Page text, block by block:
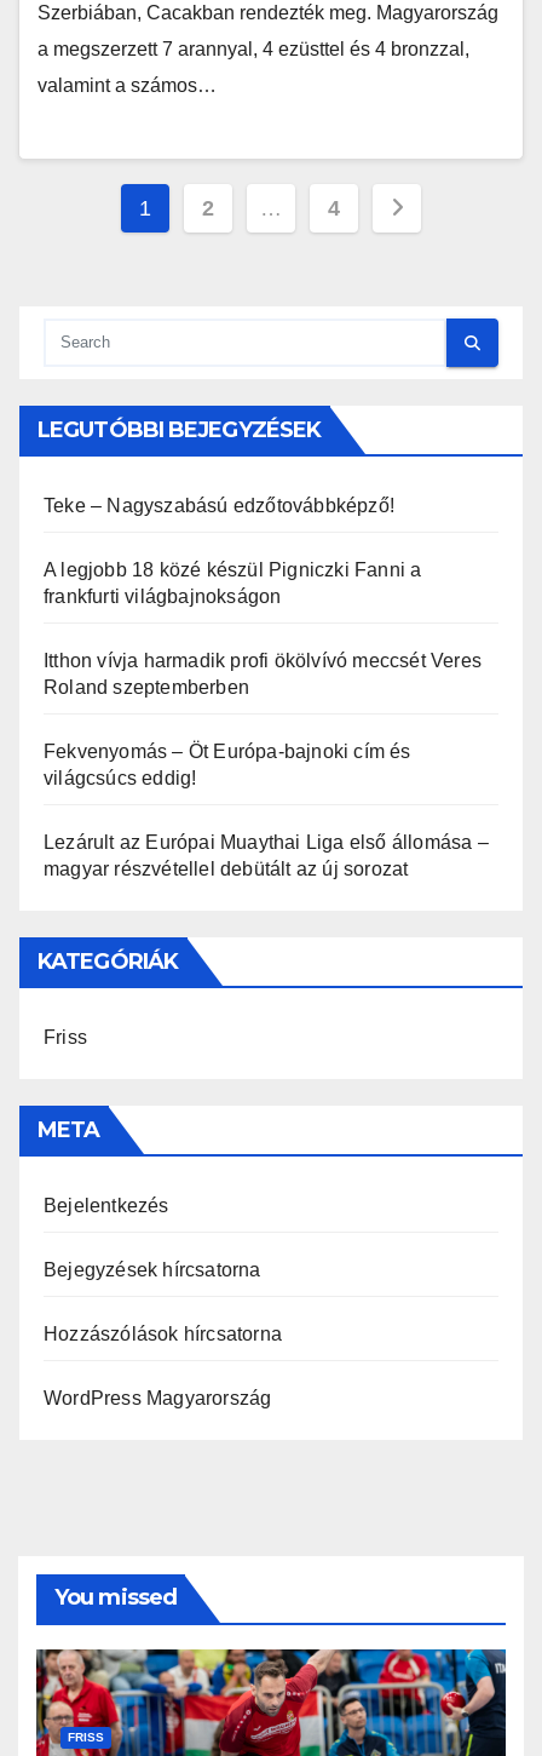
Szerbiában, Cacakban rendezték meg. Magyarország
a megszerzett 7 arannyal, 4 ezüsttel és 4 bronzzal,
valamint a számos…
Bejegyzések
1 2 … 4
LEGUTÓBBI BEJEGYZÉSEK
Teke – Nagyszabású edzőtovábbképző!
A legjobb 18 közé készül Pigniczki Fanni a
frankfurti világbajnokságon
Itthon vívja harmadik profi ökölvívó meccsét Veres
Roland szeptemberben
Fekvenyomás – Öt Európa-bajnoki cím és
világcsúcs eddig!
Lezárult az Európai Muaythai Liga első állomása –
magyar részvétellel debütált az új sorozat
KATEGÓRIÁK
Friss
META
Bejelentkezés
Bejegyzések hírcsatorna
Hozzászólások hírcsatorna
WordPress Magyarország
You missed
FRISS